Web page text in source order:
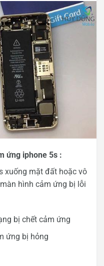
ứng iphone 5s :
xuống mặt đất hoặc vô
hình cảm ứng bị lỗi
bị chết cảm ứng
ứng bị hỏng